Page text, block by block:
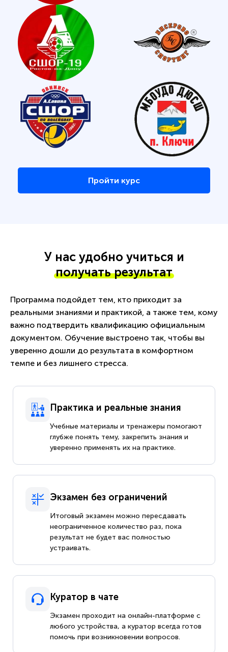
Пройти курс
У нас удобно учиться и
получать результат
Программа подойдет тем, кто приходит за
реальными знаниями и практикой, а также тем, кому
важно подтвердить квалификацию официальным
документом. Обучение выстроено так, чтобы вы
уверенно дошли до результата в комфортном
темпе и без лишнего стресса.
Практика и реальные знания
Учебные материалы и тренажеры помогают
глубже понять тему, закрепить знания и
уверенно применять их на практике.
Экзамен без ограничений
Итоговый экзамен можно пересдавать
неограниченное количество раз, пока
результат не будет вас полностью
устраивать.
Куратор в чате
Экзамен проходит на онлайн-платформе с
любого устройства, а куратор всегда готов
помочь при возникновении вопросов.